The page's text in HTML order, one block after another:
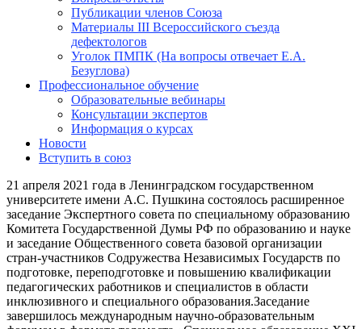
Публикации членов Союза
Материалы III Всероссийского съезда
дефектологов
Уголок ПМПК (На вопросы отвечает Е.А.
Безуглова)
Профессиональное обучение
Образовательные вебинары
Консультации экспертов
Информация о курсах
Новости
Вступить в союз
21 апреля 2021 года в Ленинградском государственном
университете имени А.С. Пушкина состоялось расширенное
заседание Экспертного совета по специальному образованию
Комитета Государственной Думы РФ по образованию и науке
и заседание Общественного совета базовой организации
стран-участников Содружества Независимых Государств по
подготовке, переподготовке и повышению квалификации
педагогических работников и специалистов в области
инклюзивного и специального образования.Заседание
завершилось международным научно-образовательным